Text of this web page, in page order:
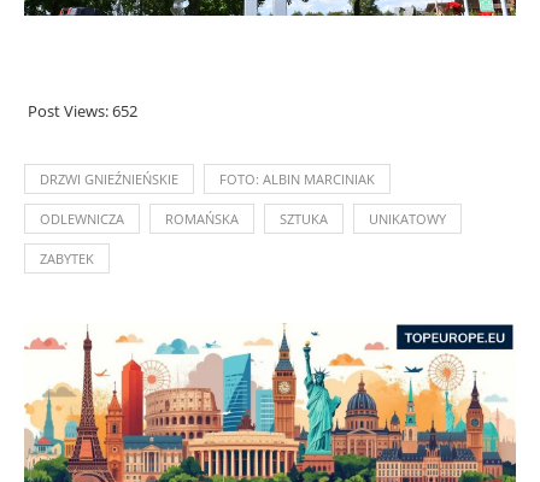
Post Views:652
DRZWI GNIEŹNIEŃSKIE FOTO: ALBIN MARCINIAK
ODLEWNICZA ROMAŃSKA SZTUKA UNIKATOWY
ZABYTEK